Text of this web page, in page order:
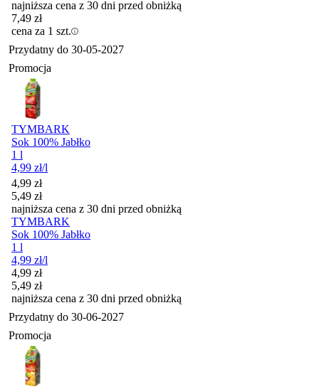
najniższa cena z 30 dni przed obniżką
7,49 zł
cena za 1 szt.
Przydatny do 30-05-2027
Promocja
TYMBARK
Sok 100% Jabłko
1 l
4,99 zł/l
Cena promocyjna
4,99 zł
5,49 zł
najniższa cena z 30 dni przed obniżką
TYMBARK
Sok 100% Jabłko
1 l
4,99 zł/l
Cena promocyjna
4,99 zł
5,49 zł
najniższa cena z 30 dni przed obniżką
Przydatny do 30-06-2027
Promocja